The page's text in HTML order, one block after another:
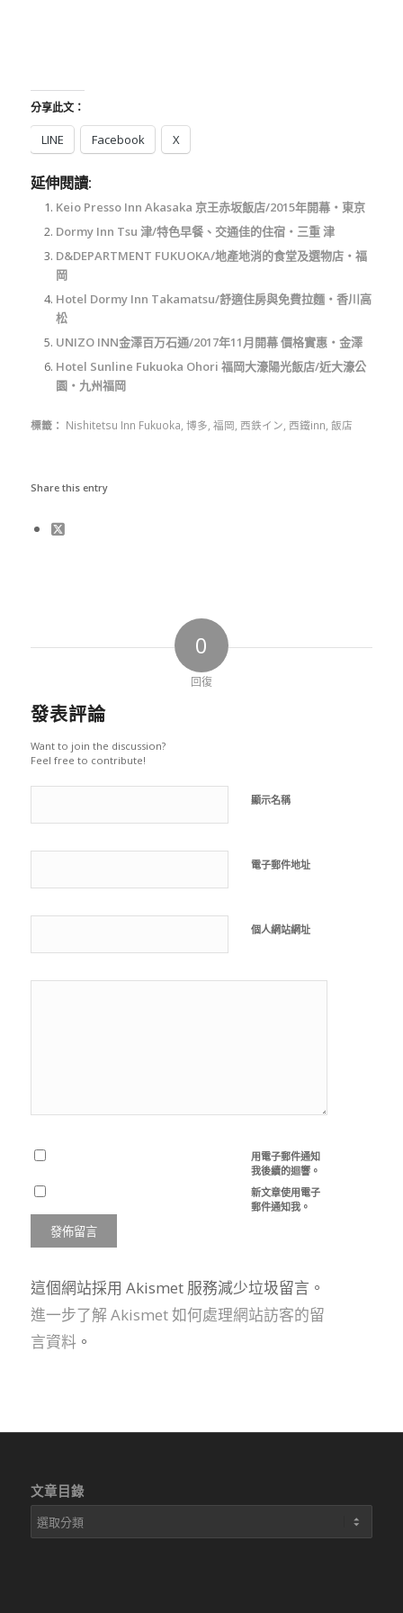
分享此文：
LINE Facebook X
延伸閱讀:
Keio Presso Inn Akasaka 京王赤坂飯店/2015年開幕‧東京
Dormy Inn Tsu 津/特色早餐、交通佳的住宿‧三重 津
D&DEPARTMENT FUKUOKA/地產地消的食堂及選物店‧福
岡
Hotel Dormy Inn Takamatsu/舒適住房與免費拉麵‧香川高
松
UNIZO INN金澤百万石通/2017年11月開幕 價格實惠‧金澤
Hotel Sunline Fukuoka Ohori 福岡大濠陽光飯店/近大濠公
園‧九州福岡
標籤： Nishitetsu Inn Fukuoka 博多 福岡 西鉄イン 西鐵inn 飯店
Share this entry
0
回復
發表評論
Want to join the discussion?
Feel free to contribute!
顯示名稱
電子郵件地址
個人網站網址
用電子郵件通知
我後續的迴響。
新文章使用電子
郵件通知我。
這個網站採用 Akismet 服務減少垃圾留言。
進一步了解 Akismet 如何處理網站訪客的留
言資料。
文章目錄
文
章